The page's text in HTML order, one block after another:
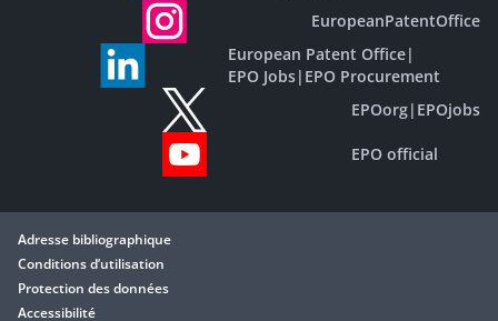
EuropeanPatentOffice
European Patent Office|
EPO Jobs| EPO Procurement
EPOorg| EPOjobs
EPO official
Adresse bibliographique
Conditions d’utilisation
Protection des données
Accessibilité